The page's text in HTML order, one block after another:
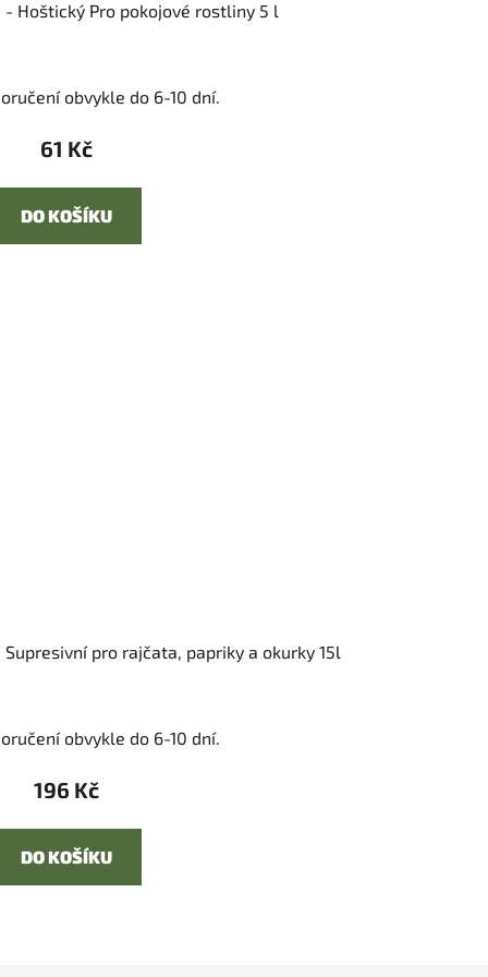
Hoštický Pro pokojové rostliny 5 l
obvykle do 6-10 dní.
61 Kč
DO KOŠÍKU
pro rajčata, papriky a okurky 15l
obvykle do 6-10 dní.
196 Kč
DO KOŠÍKU